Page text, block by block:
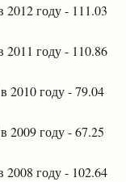
году - 111.03
году - 110.86
2010 году - 79.04
2009 году - 67.25
году - 102.64